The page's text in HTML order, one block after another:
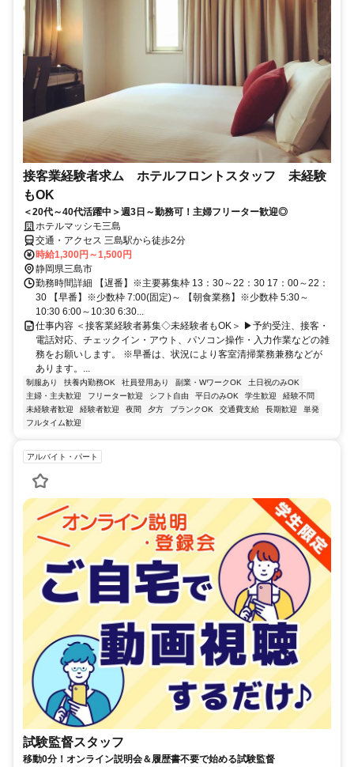
接客業経験者求ム ホテルフロントスタッフ 未経験
もOK
＜20代～40代活躍中＞週3日～勤務可！主婦フリーター歓迎◎
ホテルマッシモ三島
交通・アクセス 三島駅から徒歩2分
時給1,300円～1,500円
静岡県三島市
勤務時間詳細 【遅番】※主要募集枠 13：30～22：30 17：00～22：
30 【早番】※少数枠 7:00(固定)～ 【朝食業務】※少数枠 5:30～
10:30 6:00～10:30 6:30...
仕事内容 ＜接客業経験者募集◇未経験者もOK＞ ▶予約受注、接客・
電話対応、チェックイン・アウト、パソコン操作・入力作業などの雑
務をお願いします。 ※早番は、状況により客室清掃業務兼務などが
あります。...
制服あり 扶養内勤務OK 社員登用あり 副業・WワークOK
土日祝のみOK
主婦・主夫歓迎
フリーター歓迎 シフト自由 平日のみOK 学生歓迎
経験不問
未経験者歓迎
経験者歓迎 夜間 夕方 ブランクOK 交通費支給 長期歓迎
単発
フルタイム歓迎
アルバイト・パート
試験監督スタッフ
移動0分！オンライン説明会＆履歴書不要で始める試験監督